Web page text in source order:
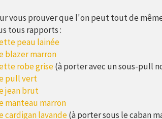
vous prouver que l'on peut tout de
tous rapports :
peau lainée
blazer marron
robe grise(à porter avec un sous-pull
pull vert
jean brut
manteau marron
cardigan lavande(à porter sous le caban